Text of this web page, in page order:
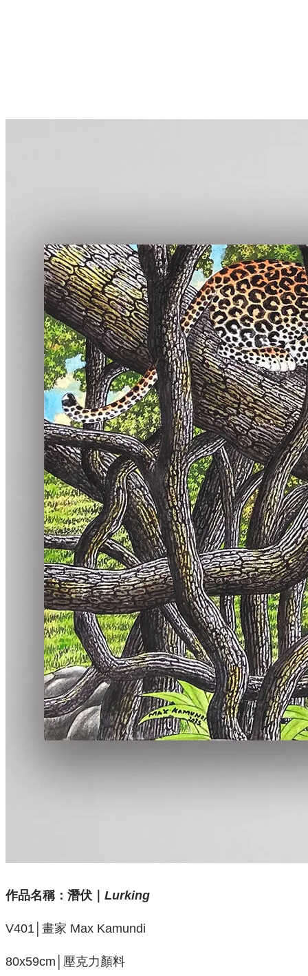
作品名稱： 潛伏｜ Lurking
V401│畫家 Max Kamundi
80x59cm│壓克力顏料